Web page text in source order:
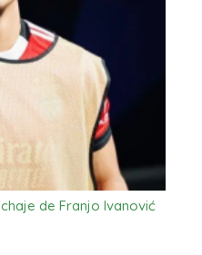
de Franjo Ivanović